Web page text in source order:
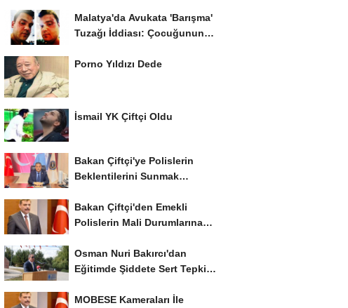
Malatya'da Avukata 'Barışma'
Tuzağı İddiası: Çocuğunun
Porno Yıldızı Dede
İsmail YK Çiftçi Oldu
Bakan Çiftçi'ye Polislerin
Beklentilerini Sunmak
Bakan Çiftçi'den Emekli
Polislerin Mali Durumlarına
Osman Nuri Bakırcı'dan
Eğitimde Şiddete Sert Tepki:
MOBESE Kameraları İle